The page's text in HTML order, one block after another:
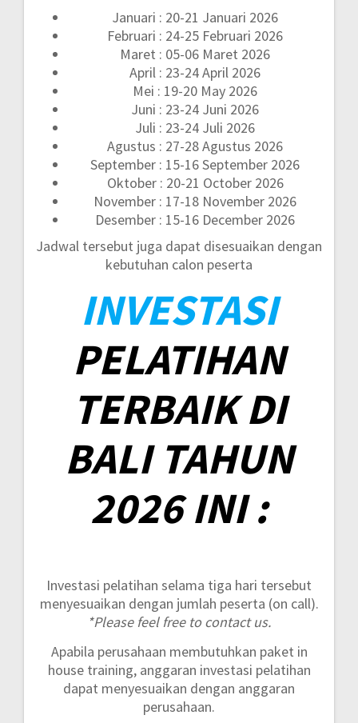
Januari : 20-21 Januari 2026
Februari : 24-25 Februari 2026
Maret : 05-06 Maret 2026
April : 23-24 April 2026
Mei : 19-20 May 2026
Juni : 23-24 Juni 2026
Juli : 23-24 Juli 2026
Agustus : 27-28 Agustus 2026
September : 15-16 September 2026
Oktober : 20-21 October 2026
November : 17-18 November 2026
Desember : 15-16 December 2026
Jadwal tersebut juga dapat disesuaikan dengan
kebutuhan calon peserta
INVESTASI
PELATIHAN
TERBAIK DI
BALI TAHUN
2026 INI :
Investasi pelatihan selama tiga hari tersebut
menyesuaikan dengan jumlah peserta (on call).
*Please feel free to contact us.
Apabila perusahaan membutuhkan paket in
house training, anggaran investasi pelatihan
dapat menyesuaikan dengan anggaran
perusahaan.